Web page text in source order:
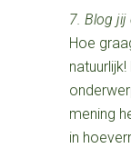
7. Blog jij
Hoe
mening
in